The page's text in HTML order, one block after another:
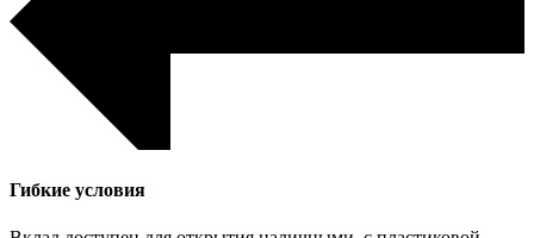
Гибкие условия